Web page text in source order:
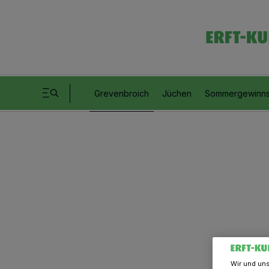
Grevenbroich Jüchen
Wir und